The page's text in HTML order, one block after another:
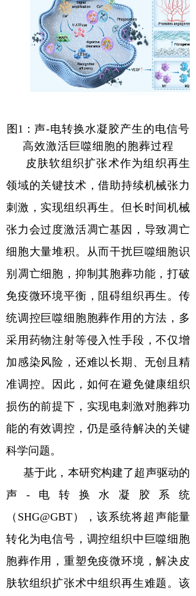
图 1 ： 声-电转换水凝胶产生的电信号
高效激活巨噬细胞的胞葬过程
皮肤软组织扩张术作为组织再生
领域的关键技术，借助持续机械张力
刺激，实现组织再生。但长时间机械
张力会过度激活凋亡基因，导致凋亡
细胞大量堆积。从而干扰巨噬细胞识
别凋亡细胞，抑制其胞葬功能，打破
免疫微环境平衡，阻碍组织再生。传
统调控巨噬细胞胞葬作用的方法，多
采用药物注射等侵入性手段，不仅增
加感染风险，还难以长期、无创且精
准调控。因此，如何在避免健康组织
损伤的前提下，实现电刺激对胞葬功
能的有效调控，仍是亟待解决的关键
科学问题。
基于此，本研究构建了超声驱动的
声 -电转换水凝胶系统
（ SHG@GBT ），该系统将超声能量
转化为电信号，调控组织中巨噬细胞
胞葬作用，重塑免疫微环境，解决皮
肤软组织扩张术中组织再生难题。该